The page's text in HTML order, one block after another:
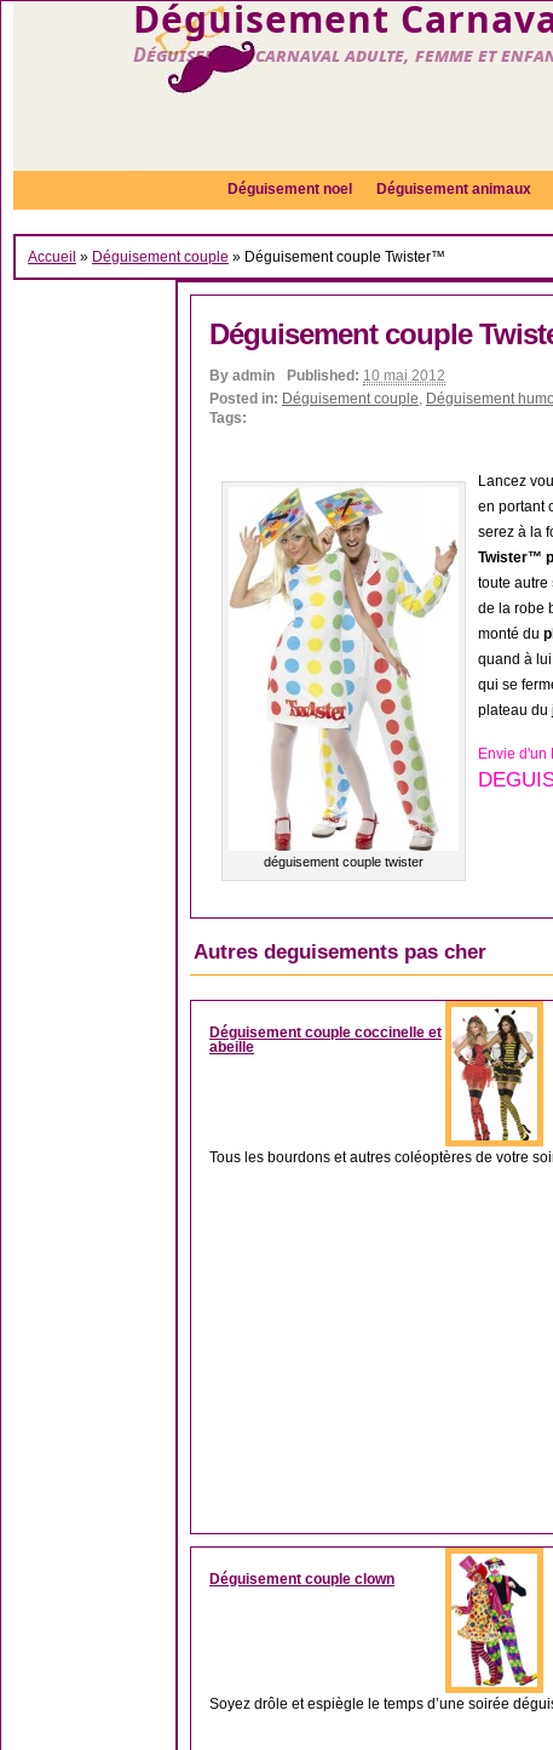
Déguisement
Déguisement carnaval adulte, femme et
Déguisement noel Déguisement animaux
Accueil » Déguisement couple » Déguisement couple Twister™
Déguisement couple
By admin Published: 10 mai 2012
Posted in: Déguisement couple, Déguisement
Tags:
déguisement couple twister
Lancez
en portant
serez à la
Twister™
toute autre
de la robe
monté du
quand à
qui se
plateau du
Envie
Autres deguisements pas cher
Déguisement couple coccinelle et
abeille
Tous les bourdons et autres coléoptères de votre
Déguisement couple clown
Soyez drôle et espiègle le temps d’une soirée